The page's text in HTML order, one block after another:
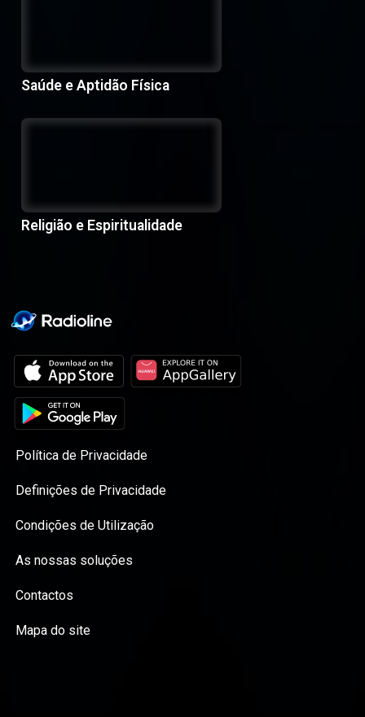
Saúde e Aptidão Física
Religião e Espiritualidade
Política de Privacidade
Definições de Privacidade
Condições de Utilização
As nossas soluções
Contactos
Mapa do site